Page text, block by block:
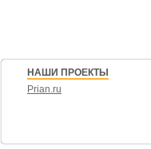
НАШИ ПРОЕКТЫ
Prian.ru